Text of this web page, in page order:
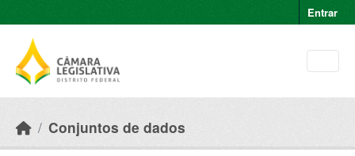
Entrar
Conjuntos de dados